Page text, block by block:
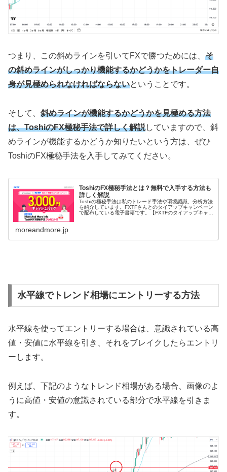
つまり、この斜めラインを引いてFXで勝つためには、 そ
の斜めラインがしっかり機能するかどうかをトレーダー自
身が見極められなければならないということです。
そして、 斜めラインが機能するかどうかを見極める方法
は、ToshiのFX極秘手法で詳しく解説していますので、斜
めラインが機能するかどうか知りたいという方は、ぜひ
ToshiのFX極秘手法を入手してみてください。
ToshiのFX極秘手法とは？無料で入手する方法も
詳しく解説
Toshiの極秘手法は私のトレード手法や環境認識、分析方法
を紹介しています。FXTFさんとのタイアップキャンペーン
で配布している電子書籍です。【FXTFのタイアップキャン
moreandmore.jp
水平線でトレンド相場にエントリーする方法
水平線を使ってエントリーする場合は、意識されている高
値・安値に水平線を引き、それをブレイクしたらエントリ
ーします。
例えば、下記のようなトレンド相場がある場合、画像のよ
うに高値・安値の意識されている部分で水平線を引きま
す。